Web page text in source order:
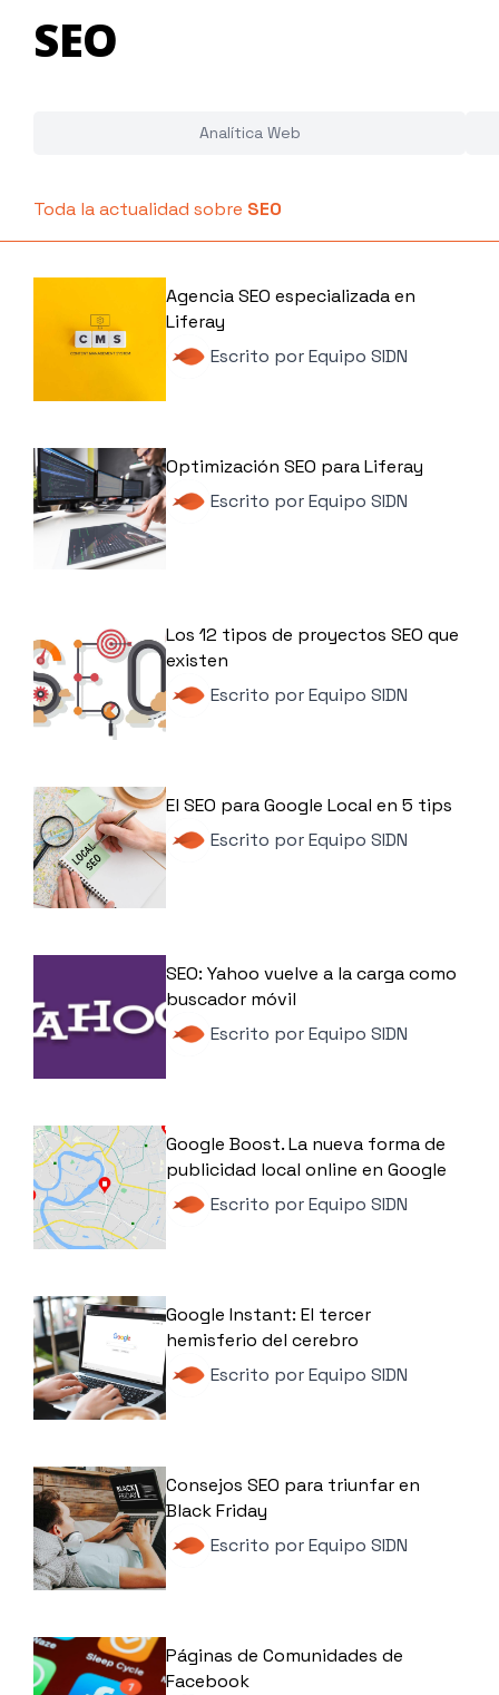
SEO
Analítica Web
Toda la actualidad sobre SEO
Agencia SEO especializada en
Liferay
Escrito porEquipo SIDN
Optimización SEO para Liferay
Escrito porEquipo SIDN
Los 12 tipos de proyectos SEO que
existen
Escrito porEquipo SIDN
El SEO para Google Local en 5 tips
Escrito porEquipo SIDN
SEO: Yahoo vuelve a la carga como
buscador móvil
Escrito porEquipo SIDN
Google Boost. La nueva forma de
publicidad local online en Google
Escrito porEquipo SIDN
Google Instant: El tercer
hemisferio del cerebro
Escrito porEquipo SIDN
Consejos SEO para triunfar en
Black Friday
Escrito porEquipo SIDN
Páginas de Comunidades de
Facebook